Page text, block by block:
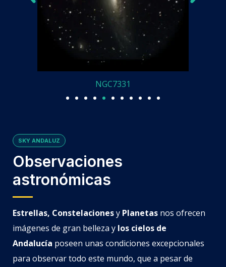
NGC7331
SKY ANDALUZ
Observaciones
astronómicas
Estrellas, Constelacionesy Planetas nos ofrecen
imágenes de gran belleza y los cielos de
Andalucía poseen unas condiciones excepcionales
para observar todo este mundo, que a pesar de